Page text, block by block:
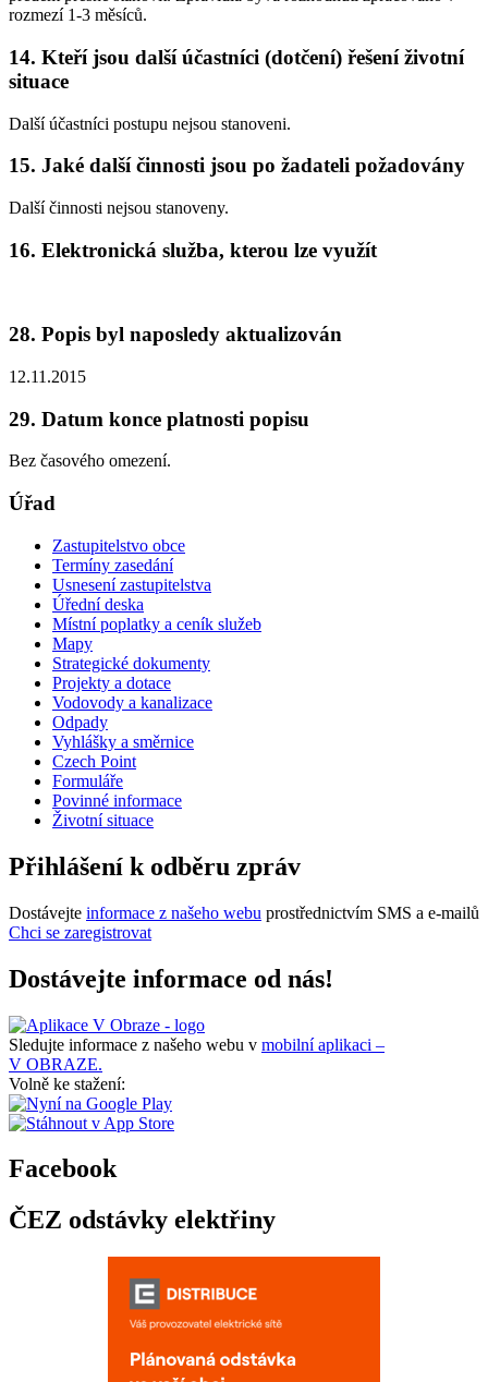
rozmezí 1-3 měsíců.
14. Kteří jsou další účastníci (dotčení) řešení životní
situace
Další účastníci postupu nejsou stanoveni.
15. Jaké další činnosti jsou po žadateli požadovány
Další činnosti nejsou stanoveny.
16. Elektronická služba, kterou lze využít
28. Popis byl naposledy aktualizován
12.11.2015
29. Datum konce platnosti popisu
Bez časového omezení.
Úřad
Zastupitelstvo obce
Termíny zasedání
Usnesení zastupitelstva
Úřední deska
Místní poplatky a ceník služeb
Mapy
Strategické dokumenty
Projekty a dotace
Vodovody a kanalizace
Odpady
Vyhlášky a směrnice
Czech Point
Formuláře
Povinné informace
Životní situace
Přihlášení k odběru zpráv
Dostávejte informace z našeho webu prostřednictvím SMS a e-mailů
Chci se zaregistrovat
Dostávejte informace od nás!
Sledujte informace z našeho webu v mobilní aplikaci –
V OBRAZE.
Volně ke stažení:
Facebook
ČEZ odstávky elektřiny